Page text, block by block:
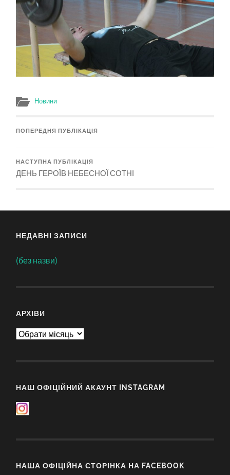
Новини
ПОПЕРЕДНЯ ПУБЛІКАЦІЯ
НАСТУПНА ПУБЛІКАЦІЯ
ДЕНЬ ГЕРОЇВ НЕБЕСНОЇ СОТНІ
НЕДАВНІ ЗАПИСИ
(без назви)
АРХІВИ
Архіви
НАШ ОФІЦІЙНИЙ АКАУНТ INSTAGRAM
НАША ОФІЦІЙНА СТОРІНКА НА FACEBOOK